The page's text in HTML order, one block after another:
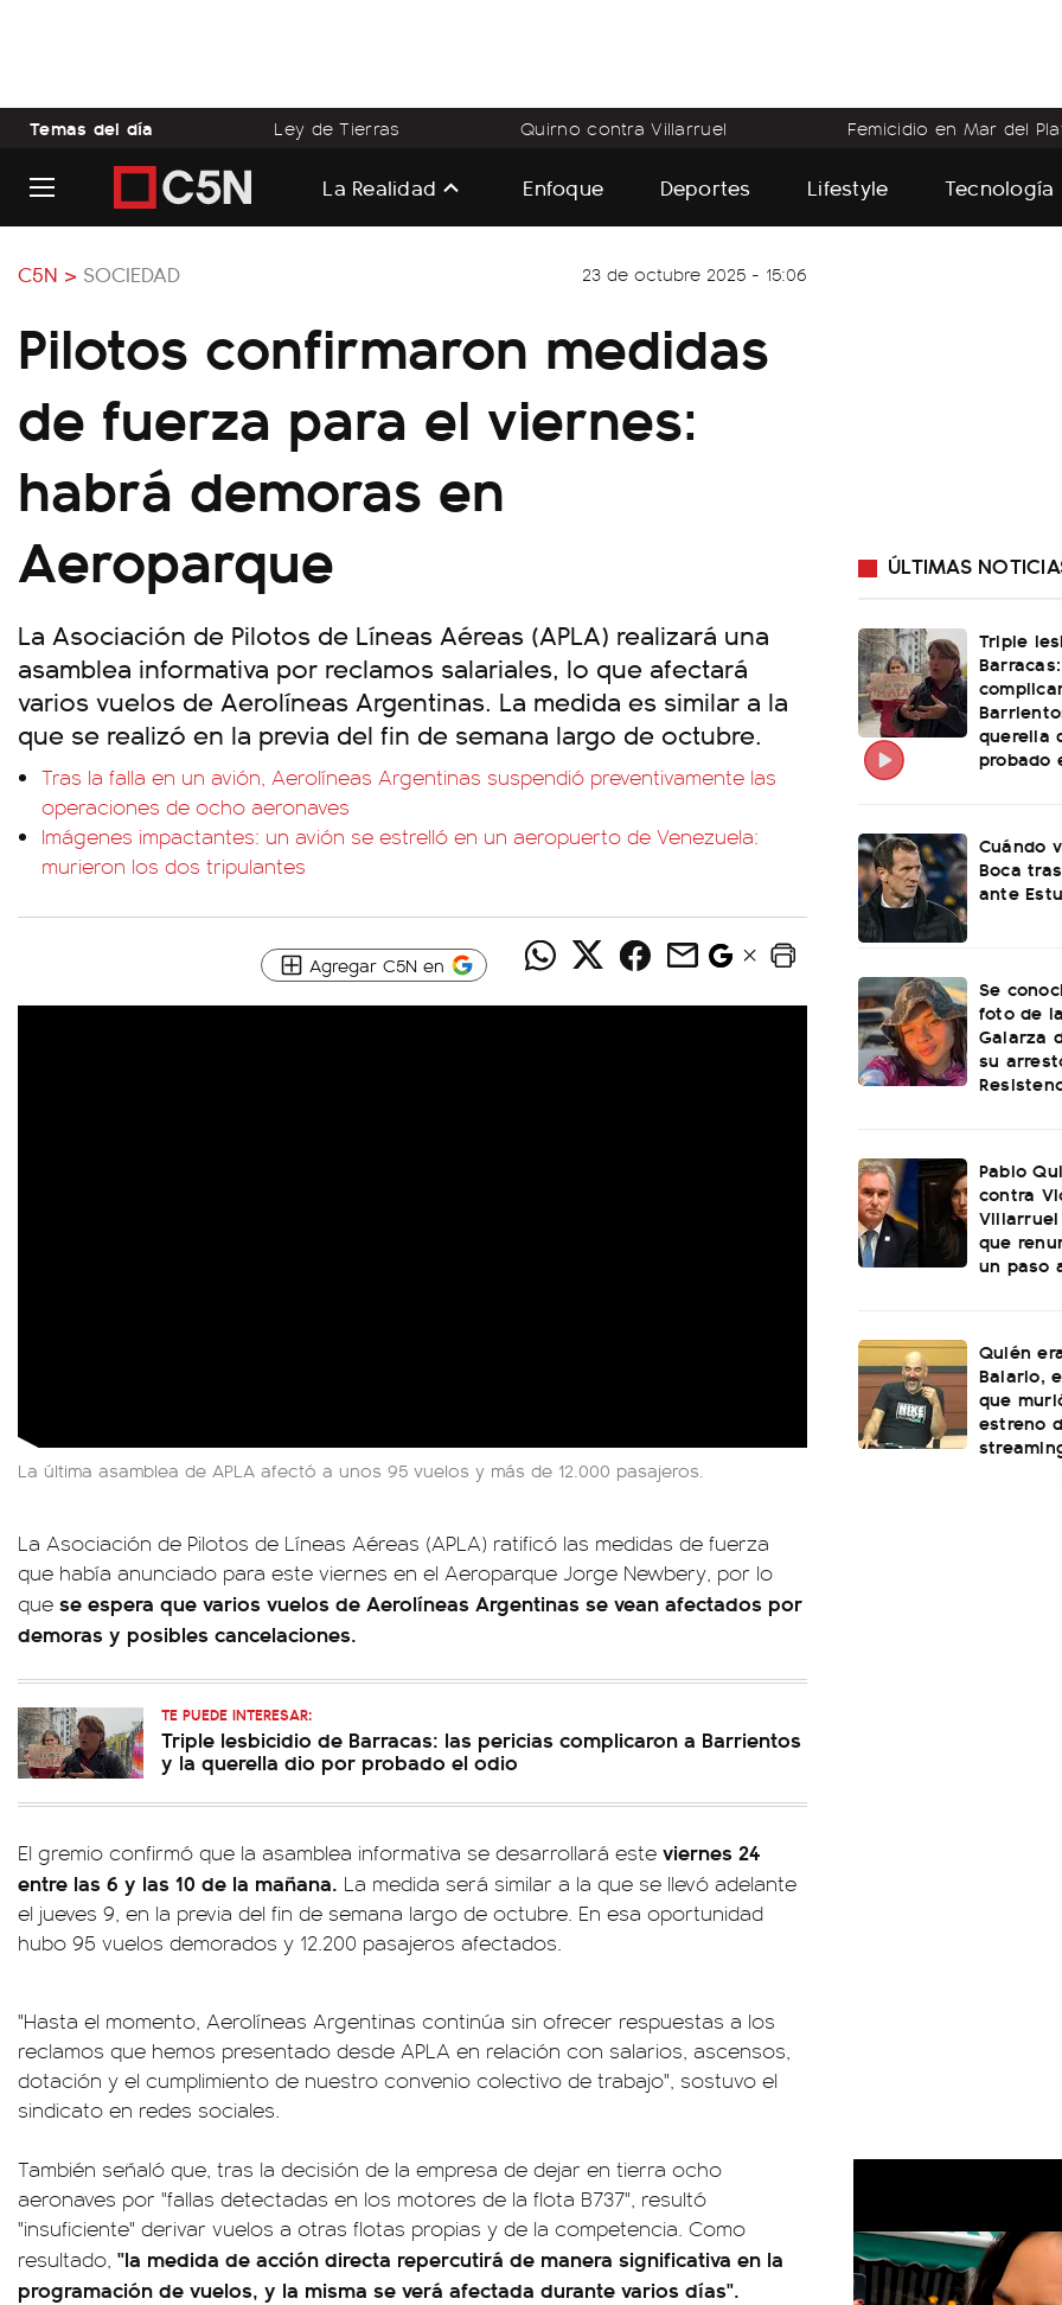
Temas del día Ley de Tierras Quirno contra Villarruel Femicidio en Mar del
La Realidad Enfoque Deportes Lifestyle Tecnología
C5N > SOCIEDAD 23 de octubre 2025 - 15:06
Pilotos confirmaron medidas
de fuerza para el viernes:
habrá demoras en
Aeroparque
La Asociación de Pilotos de Líneas Aéreas (APLA) realizará una
asamblea informativa por reclamos salariales, lo que afectará
varios vuelos de Aerolíneas Argentinas. La medida es similar a la
que se realizó en la previa del fin de semana largo de octubre.
Tras la falla en un avión, Aerolíneas Argentinas suspendió preventivamente las
operaciones de ocho aeronaves
Imágenes impactantes: un avión se estrelló en un aeropuerto de Venezuela:
murieron los dos tripulantes
Agregar C5N en
La última asamblea de APLA afectó a unos 95 vuelos y más de 12.000 pasajeros.
La Asociación de Pilotos de Líneas Aéreas (APLA) ratificó las medidas de fuerza
que había anunciado para este viernes en el Aeroparque Jorge Newbery, por lo
que se espera que varios vuelos de Aerolíneas Argentinas se vean afectados por
demoras y posibles cancelaciones.
TE PUEDE INTERESAR:
Triple lesbicidio de Barracas: las pericias complicaron a Barrientos
y la querella dio por probado el odio
El gremio confirmó que la asamblea informativa se desarrollará este viernes 24
entre las 6 y las 10 de la mañana. La medida será similar a la que se llevó adelante
el jueves 9, en la previa del fin de semana largo de octubre. En esa oportunidad
hubo 95 vuelos demorados y 12.200 pasajeros afectados.
"Hasta el momento, Aerolíneas Argentinas continúa sin ofrecer respuestas a los
reclamos que hemos presentado desde APLA en relación con salarios, ascensos,
dotación y el cumplimiento de nuestro convenio colectivo de trabajo", sostuvo el
sindicato en redes sociales.
También señaló que, tras la decisión de la empresa de dejar en tierra ocho
aeronaves por "fallas detectadas en los motores de la flota B737", resultó
"insuficiente" derivar vuelos a otras flotas propias y de la competencia. Como
resultado, "la medida de acción directa repercutirá de manera significativa en la
programación de vuelos, y la misma se verá afectada durante varios días".
ÚLTIMAS
Triple
querella
probado
Cuándo
Boca
ante
Se
foto de
Galarza
su
Pablo
contra
que
un paso
Quién
Balario,
que
estreno